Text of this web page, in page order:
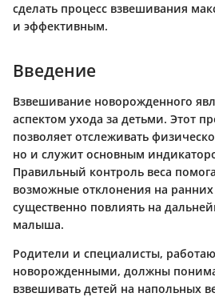
сделать процесс взвешивания
и эффективным.
Введение
Взвешивание новорожденного
аспектом ухода за детьми. Этот
позволяет отслеживать
но и служит основным
Правильный контроль веса
возможные отклонения на
существенно повлиять на
малыша.
Родители и специалисты,
новорожденными, должны
взвешивать детей на напольных